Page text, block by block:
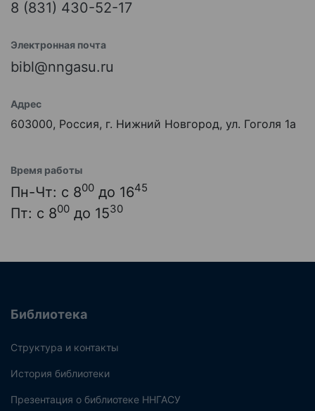
8 (831) 430-52-17
Электронная почта
bibl@nngasu.ru
Адрес
603000, Россия, г. Нижний Новгород, ул. Гоголя 1а
Время работы
Пн-Чт: с 800 до 1645
Пт: с 800 до 1530
Библиотека
Структура и контакты
История библиотеки
Презентация о библиотеке ННГАСУ